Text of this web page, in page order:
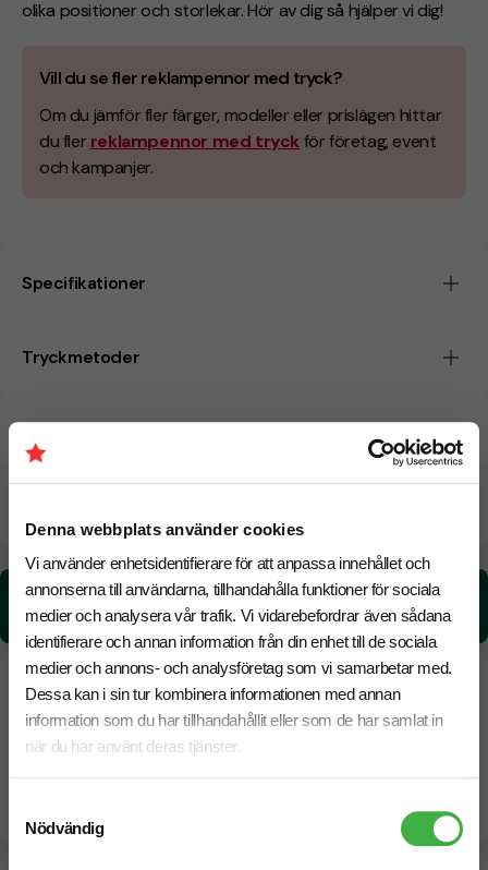
Denna webbplats använder cookies
Vi använder enhetsidentifierare för att anpassa innehållet och
annonserna till användarna, tillhandahålla funktioner för sociala
medier och analysera vår trafik. Vi vidarebefordrar även sådana
identifierare och annan information från din enhet till de sociala
medier och annons- och analysföretag som vi samarbetar med.
Dessa kan i sin tur kombinera informationen med annan
information som du har tillhandahållit eller som de har samlat in
när du har använt deras tjänster.
Nödvändig
olika positioner och storlekar. Hör av dig så hjälper vi dig!
Vill du se fler reklampennor med tryck?
Om du jämför fler färger, modeller eller prislägen hittar
du fler reklampennor med tryckför företag, event
och kampanjer.
Specifikationer
Tryckmetoder
Pristabell
CO₂e -avtryck:
0.05 kg CO₂e / per styck